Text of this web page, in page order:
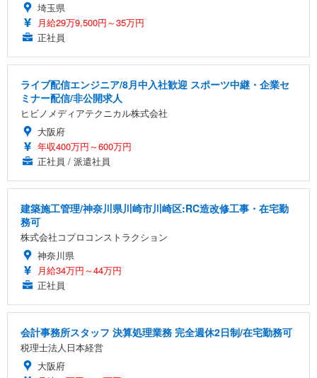
埼玉県
月給29万9,500円～35万円
正社員
ライブ配信エンジニア/8月中入社歓迎 スポーツ中継・企業セ
ミナー配信/非公開求人
ヒビノメディアテクニカル株式会社
大阪府
年収400万円～600万円
正社員 / 派遣社員
建築施工管理/神奈川県川崎市川崎区:RC造改修工事・在宅勤
務可
株式会社コプロコンストラクション
神奈川県
月給34万円～44万円
正社員
会計事務所スタッフ 決算処理業務 完全週休2日制/在宅勤務可
税理士法人日本経営
大阪府